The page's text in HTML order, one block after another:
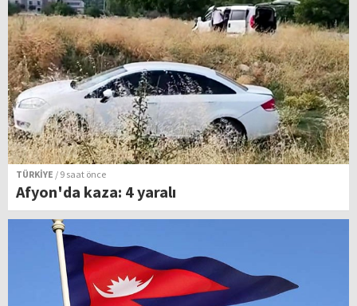
TÜRKİYE / 9 saat önce
Afyon'da kaza: 4 yaralı